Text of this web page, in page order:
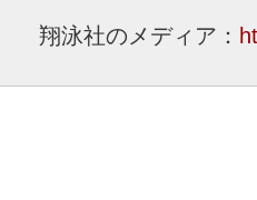
翔泳社のメディア：